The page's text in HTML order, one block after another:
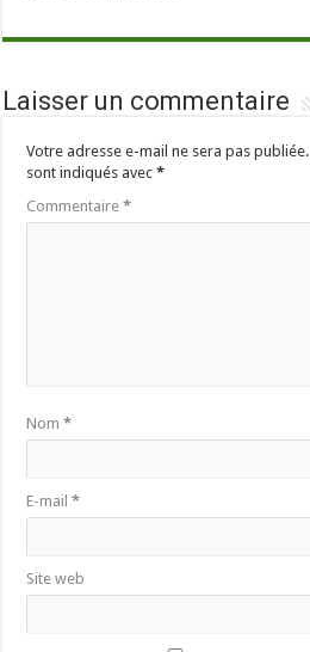
Laisser un commentaire
Votre adresse e-mail ne sera pas publiée.
sont indiqués avec*
Commentaire*
Nom*
E-mail*
Site web